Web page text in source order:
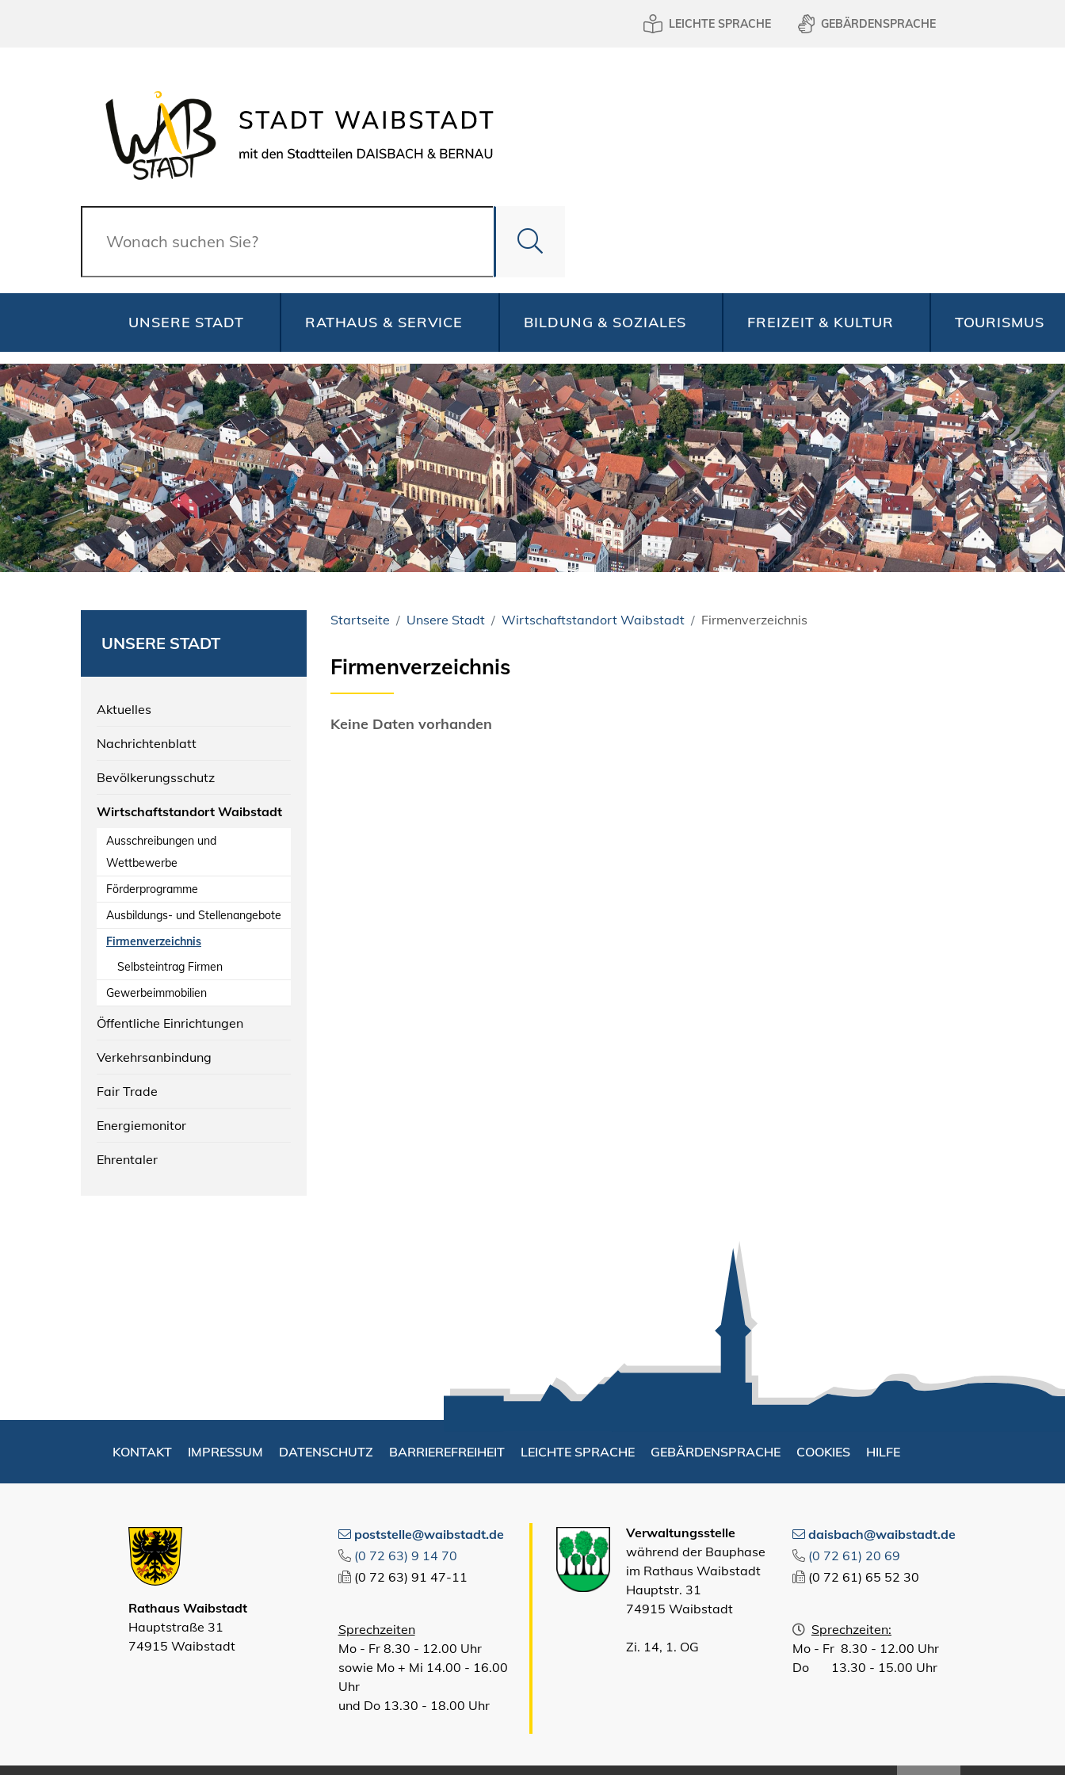
LEICHTE SPRACHE GEBÄRDENSPRACHE
Suche
UNSERE STADT RATHAUS & SERVICE BILDUNG & SOZIALES FREIZEIT & KULTUR TOURISMUS
UNSERE STADT
Aktuelles
Nachrichtenblatt
Bevölkerungsschutz
Wirtschaftstandort Waibstadt
Ausschreibungen und
Wettbewerbe
Förderprogramme
Ausbildungs- und Stellenangebote
Firmenverzeichnis
Selbsteintrag Firmen
Gewerbeimmobilien
Öffentliche Einrichtungen
Verkehrsanbindung
Fair Trade
Energiemonitor
Ehrentaler
Startseite Unsere Stadt Wirtschaftstandort Waibstadt Firmenverzeichnis
Firmenverzeichnis
Keine Daten vorhanden
KONTAKT IMPRESSUM DATENSCHUTZ BARRIEREFREIHEIT LEICHTE SPRACHE GEBÄRDENSPRACHE COOKIES HILFE
Rathaus Waibstadt
Hauptstraße 31
74915 Waibstadt
poststelle@waibstadt.de
(0 72 63) 9 14 70
(0 72 63) 91 47-11
Sprechzeiten
Mo - Fr 8.30 - 12.00 Uhr
sowie Mo + Mi 14.00 - 16.00
Uhr
und Do 13.30 - 18.00 Uhr
Verwaltungsstelle
während der Bauphase
im Rathaus Waibstadt
Hauptstr. 31
74915 Waibstadt
Zi. 14, 1. OG
daisbach@waibstadt.de
(0 72 61) 20 69
(0 72 61) 65 52 30
Sprechzeiten:
Mo - Fr 8.30 - 12.00 Uhr
Do 13.30 - 15.00 Uhr